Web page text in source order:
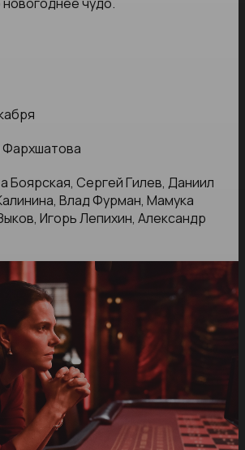
Боярская, Сергей Гилев, Даниил
Влад Фурман, Мамука
Игорь Лепихин, Александр